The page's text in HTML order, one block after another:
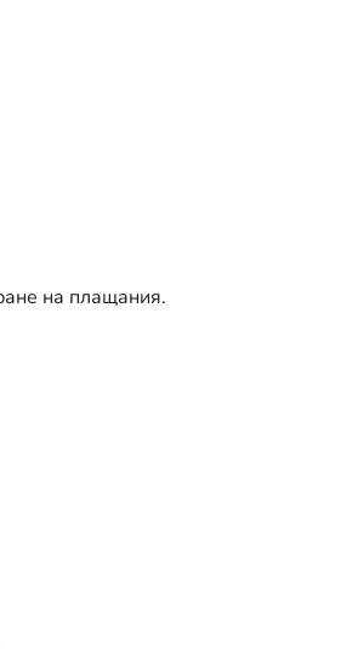
на плащания.